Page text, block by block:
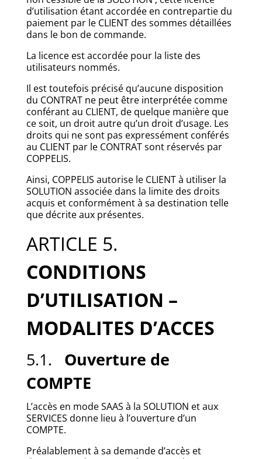
d’utilisation étant accordée en contrepartie du
paiement par le CLIENT des sommes détaillées
dans le bon de commande.
La licence est accordée pour la liste des
utilisateurs nommés.
Il est toutefois précisé qu’aucune disposition
du CONTRAT ne peut être interprétée comme
conférant au CLIENT, de quelque manière que
ce soit, un droit autre qu’un droit d’usage. Les
droits qui ne sont pas expressément conférés
au CLIENT par le CONTRAT sont réservés par
COPPELIS.
Ainsi, COPPELIS autorise le CLIENT à utiliser la
SOLUTION associée dans la limite des droits
acquis et conformément à sa destination telle
que décrite aux présentes.
ARTICLE 5.
CONDITIONS
D’UTILISATION –
MODALITES D’ACCES
5.1. Ouverture de
COMPTE
L’accès en mode SAAS à la SOLUTION et aux
SERVICES donne lieu à l’ouverture d’un
COMPTE.
Préalablement à sa demande d’accès et